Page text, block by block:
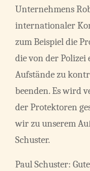
Unternehmens
internationaler
zum Beispiel die
die von der Polizei
Aufstände zu
beenden. Es wird
der Protektoren
wir zu unserem
Schuster.
Paul Schuster: